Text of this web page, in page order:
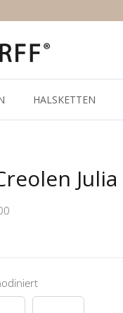
HALSKETTEN
Julia